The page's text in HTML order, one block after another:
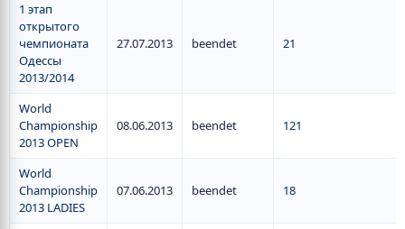
1 этап
открытого
чемпионата
Одессы
2013/2014
27.07.2013 beendet 21
World
Championship
2013 OPEN
08.06.2013 beendet 121
World
Championship
2013 LADIES
07.06.2013 beendet 18